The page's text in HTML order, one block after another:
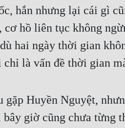
hắn nhưng lại cái gì
cơ hồ liên tục không
hai ngày thời gian
là vấn đề thời gian
gặp Huyền Nguyệt,
giờ cũng chưa từng